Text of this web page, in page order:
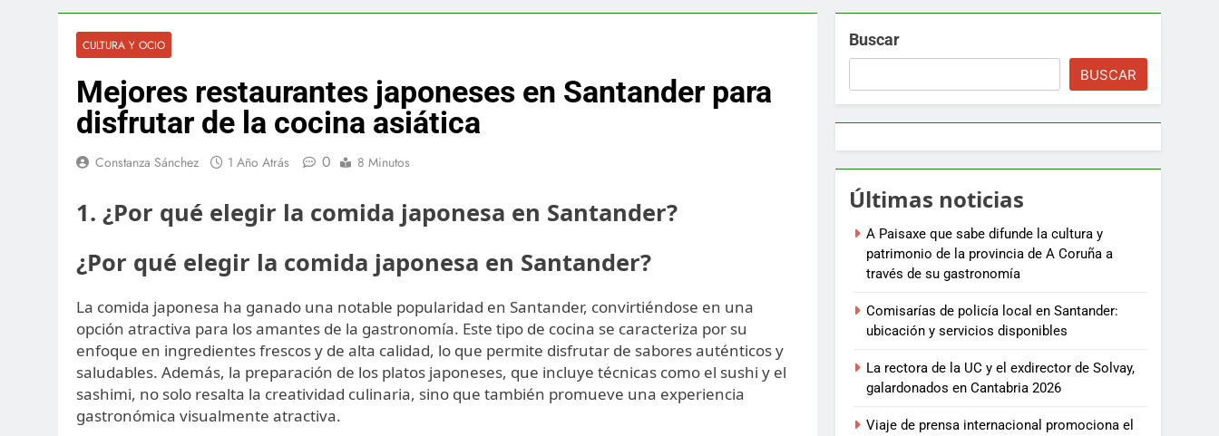
CULTURA Y OCIO
Mejores restaurantes japoneses en Santander para
disfrutar de la cocina asiática
Constanza Sánchez 1 Año Atrás 0 8 Minutos
1. ¿Por qué elegir la comida japonesa en Santander?
¿Por qué elegir la comida japonesa en Santander?
La comida japonesa ha ganado una notable popularidad en Santander, convirtiéndose en una
opción atractiva para los amantes de la gastronomía. Este tipo de cocina se caracteriza por su
enfoque en ingredientes frescos y de alta calidad, lo que permite disfrutar de sabores auténticos y
saludables. Además, la preparación de los platos japoneses, que incluye técnicas como el sushi y el
sashimi, no solo resalta la creatividad culinaria, sino que también promueve una experiencia
gastronómica visualmente atractiva.
Buscar
BUSCAR
Últimas noticias
A Paisaxe que sabe difunde la cultura y
patrimonio de la provincia de A Coruña a
través de su gastronomía
Comisarías de policía local en Santander:
ubicación y servicios disponibles
La rectora de la UC y el exdirector de Solvay,
galardonados en Cantabria 2026
Viaje de prensa internacional promociona el